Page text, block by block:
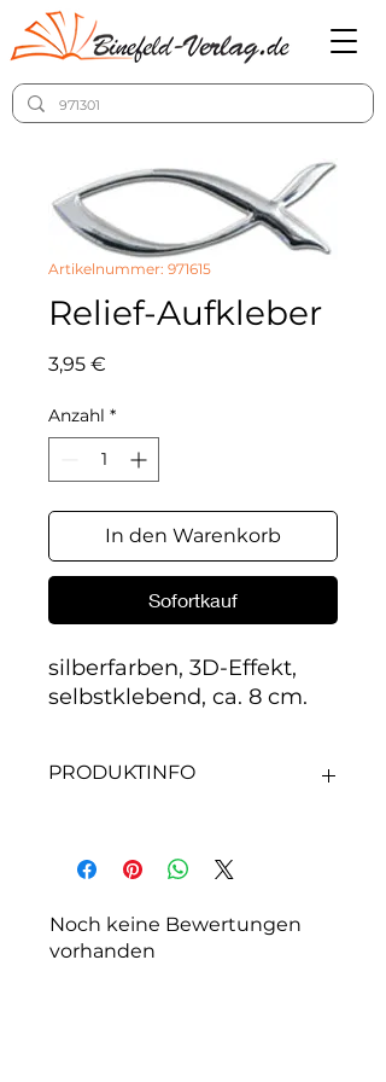
Artikelnummer: 971615
Relief-Aufkleber
3,95 €
Anzahl *
In den Warenkorb
Sofortkauf
silberfarben, 3D-Effekt,
selbstklebend, ca. 8 cm.
PRODUKTINFO
selbstklebend, ca. 8 cm
Noch keine Bewertungen
vorhanden